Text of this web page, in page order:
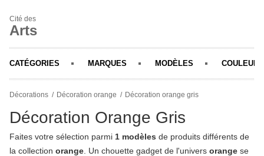
Cité des
Arts
CATÉGORIES MARQUES MODÈLES COULEURS
Décorations Décoration orange Décoration orange gris
Décoration Orange Gris
Faites votre sélection parmi 1 modèles de produits différents de
la collection orange . Un chouette gadget de l'univers orange se